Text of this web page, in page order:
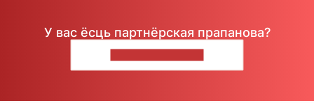
У вас ёсць партнёрская прапанова?